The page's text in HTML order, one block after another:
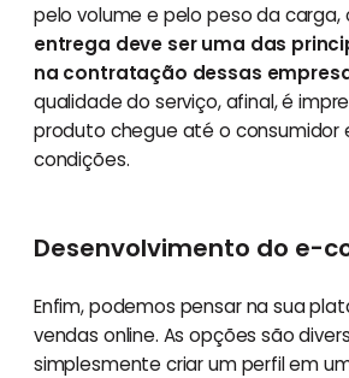
pelo volume e pelo peso da carga,
entrega deve ser uma das
na contratação dessas
qualidade do serviço, afinal, é
produto chegue até o consumidor
condições.
Desenvolvimento do e-
Enfim, podemos pensar na sua
vendas online. As opções são
simplesmente criar um perfil em